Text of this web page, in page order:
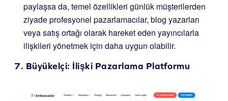
paylaşsa da, temel özellikleri günlük müşterilerden
ziyade profesyonel pazarlamacılar, blog yazarları
veya satış ortağı olarak hareket eden yayıncılarla
ilişkileri yönetmek için daha uygun olabilir.
7. Büyükelçi: İlişki Pazarlama Platformu